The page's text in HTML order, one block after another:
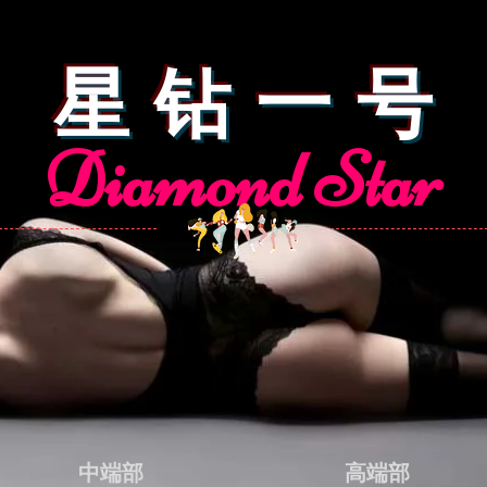
Diamond Star
星 钻 一 号
中端部 高端部